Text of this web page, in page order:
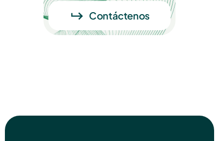
Contáctenos